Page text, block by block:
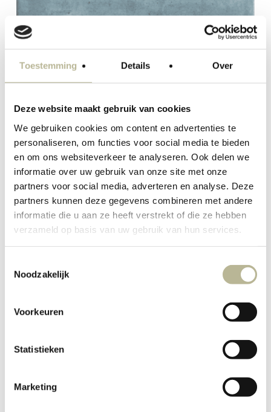
Toestemming Details Over
Deze website maakt gebruik van cookies
We gebruiken cookies om content en advertenties te
personaliseren, om functies voor social media te bieden
en om ons websiteverkeer te analyseren. Ook delen we
informatie over uw gebruik van onze site met onze
partners voor social media, adverteren en analyse. Deze
partners kunnen deze gegevens combineren met andere
informatie die u aan ze heeft verstrekt of die ze hebben
verzameld op basis van uw gebruik van hun services.
Noodzakelijk
Voorkeuren
Statistieken
Marketing